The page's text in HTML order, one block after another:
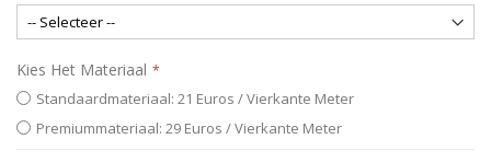
Kies Het Materiaal
Standaardmateriaal: 21 Euros / Vierkante Meter
Premiummateriaal: 29 Euros / Vierkante Meter